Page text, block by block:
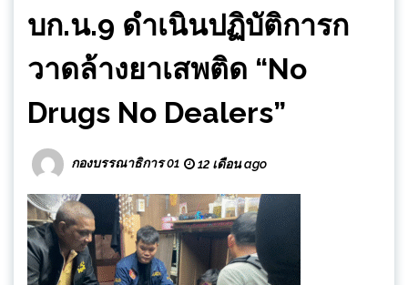
บก.น.9 ดำเนินปฏิบัติการก
วาดล้างยาเสพติด “No
Drugs No Dealers”
กองบรรณาธิการ 01 12 เดือน ago